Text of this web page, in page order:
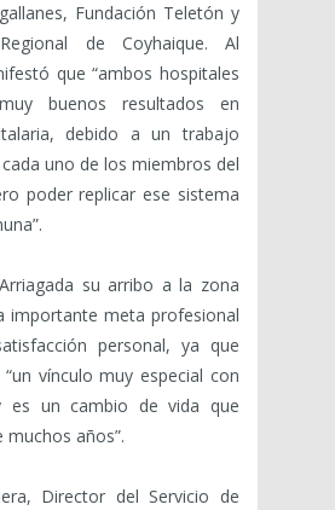
Fundación Teletón y
de Coyhaique. Al
que “ambos hospitales
buenos resultados en
debido a un trabajo
uno de los miembros del
poder replicar ese sistema
su arribo a la zona
importante meta profesional
personal, ya que
vínculo muy especial con
es un cambio de vida que
muchos años”.
Director del Servicio de